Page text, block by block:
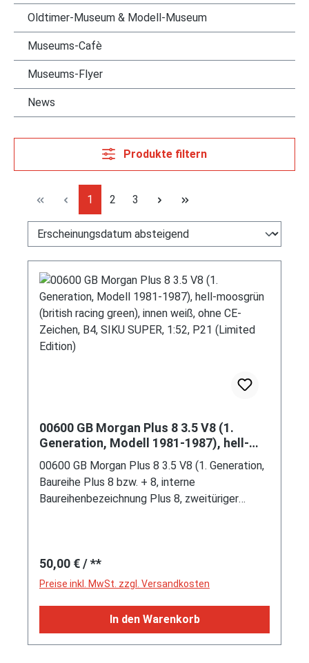
Oldtimer-Museum & Modell-Museum
Museums-Cafè
Museums-Flyer
News
Produkte filtern
Seite
1 Seite
2 Seite
3
00600 GB Morgan Plus 8 3.5 V8 (1.
Generation, Modell 1981-1987), hell-
moosgrün (british racing green), innen
weiß, ohne CE-Zeichen, B4, SIKU SUPER,
1:52, P21 (Limited Edition)
00600 GB Morgan Plus 8 3.5 V8 (1. Generation,
Baureihe Plus 8 bzw. + 8, interne
Baureihenbezeichnung Plus 8, zweitüriger
(innen) unterhalb der Frontscheinwerfer
angeordnet, gewölbte Front mit Rundkühler,
von zwei Stromberg 175 CD Fallstromvergaser
+ Aluminiumgussgelgen 6,5 J x 15,
Ausstattungslinie Plus 8: Leiterrahmen aus
Regulärer Preis:
50,00 €/ **
Preise inkl. MwSt. zzgl. Versandkosten
In den Warenkorb